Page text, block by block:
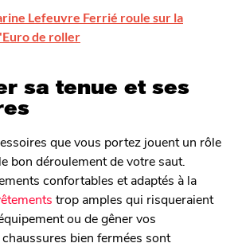
Lefeuvre Ferrié roule sur la
de roller
sa tenue et ses
que vous portez jouent un rôle
bon déroulement de votre saut.
confortables et adaptés à la
trop amples qui risqueraient
ou de gêner vos
bien fermées sont